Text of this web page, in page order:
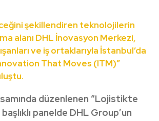
şekillendiren teknolojilerin
alanı DHL İnovasyon Merkezi,
ve iş ortaklarıyla İstanbul’da
That Moves (ITM)”
düzenlenen “Lojistikte
panelde DHL Group’un